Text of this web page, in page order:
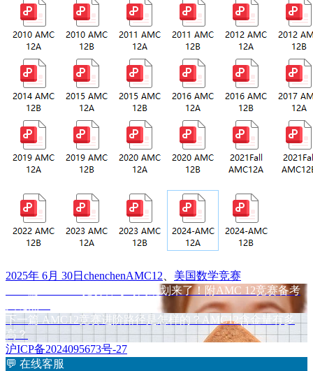
发
2025年 6月 30日 作
chenchen标
AMC12 美国数学竞赛
文
章
导
航
文
章：
AMC 12竞赛备考时间规划来了！附AMC 12竞赛备考
下一篇 下
篇
文
章：
AMC12竞赛进阶路径是怎样的？AMC12含金量有多
高？
沪ICP备2024095673号-27
💬 在线客服